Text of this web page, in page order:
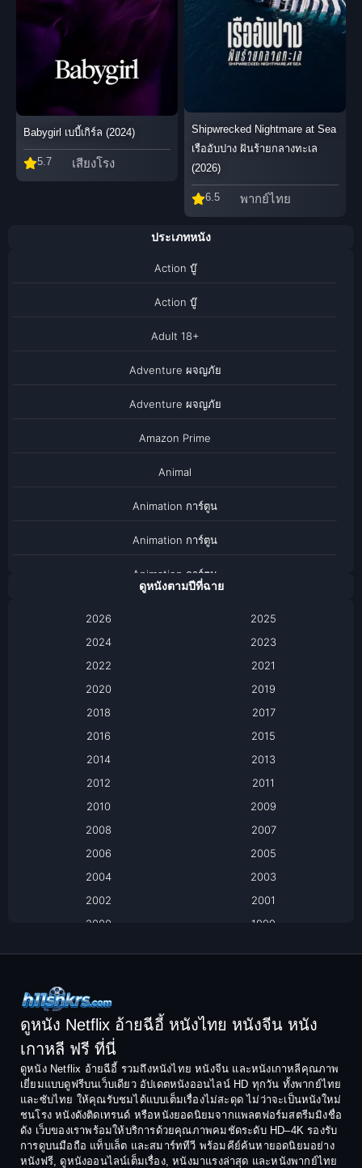
Babygirl เบบี้เกิร์ล (2024)
5.7 เสียงโรง
Shipwrecked Nightmare at Sea
เรืออับปาง ฝันร้ายกลางทะเล
(2026)
6.5 พากย์ไทย
ประเภทหนัง
Action บู๊
Action บู๊
Adult 18+
Adventure ผจญภัย
Adventure ผจญภัย
Amazon Prime
Animal
Animation การ์ตูน
Animation การ์ตูน
Animation การ์ตูน
Based on a True Story เรื่องจริง
Based on a True Story เรื่องจริง
Comedy ตลก
Coming-of-age ชีวิตวัยรุ่น
Crime อาชญากรรม
Crime อาชญากรรม
ดูหนังตามปีที่ฉาย
2026
2025
2024
2023
2022
2021
2020
2019
2018
2017
2016
2015
2014
2013
2012
2011
2010
2009
2008
2007
2006
2005
2004
2003
2002
2001
2000
1999
1994
1992
1991
1990
1988
1987
1986
1985
1984
1983
1982
1981
1980
1978
ดูหนัง Netflix อ้ายฉีอี้ หนังไทย หนังจีน หนัง
เกาหลี ฟรี ที่นี่
ดูหนัง Netflix อ้ายฉีอี้ รวมถึงหนังไทย หนังจีน และหนังเกาหลีคุณภาพ
เยี่ยมแบบดูฟรีบนเว็บเดียว อัปเดตหนังออนไลน์ HD ทุกวัน ทั้งพากย์ไทย
และซับไทย ให้คุณรับชมได้แบบเต็มเรื่องไม่สะดุด ไม่ว่าจะเป็นหนังใหม่
ชนโรง หนังดังติดเทรนด์ หรือหนังยอดนิยมจากแพลตฟอร์มสตรีมมิงชื่อ
ดัง เว็บของเราพร้อมให้บริการด้วยคุณภาพคมชัดระดับ HD–4K รองรับ
การดูบนมือถือ แท็บเล็ต และสมาร์ททีวี พร้อมคีย์ค้นหายอดนิยมอย่าง
หนังฟรี, ดูหนังออนไลน์เต็มเรื่อง, หนังมาแรงล่าสุด และหนังพากย์ไทย